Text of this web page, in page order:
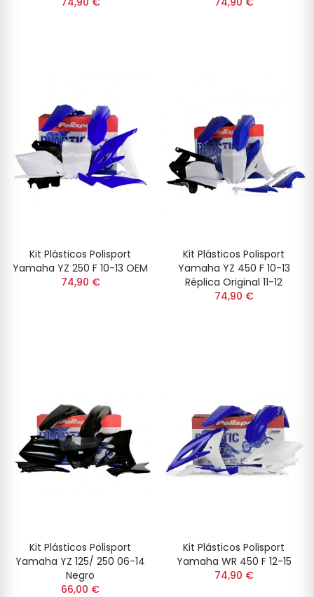
Kit Plásticos Polisport
Yamaha YZ 250 F 10-13 OEM
74,90 €
Kit Plásticos Polisport
Yamaha YZ 450 F 10-13
Réplica Original 11-12
74,90 €
Kit Plásticos Polisport
Yamaha YZ 125/ 250 06-14
Negro
66,00 €
Kit Plásticos Polisport
Yamaha WR 450 F 12-15
74,90 €